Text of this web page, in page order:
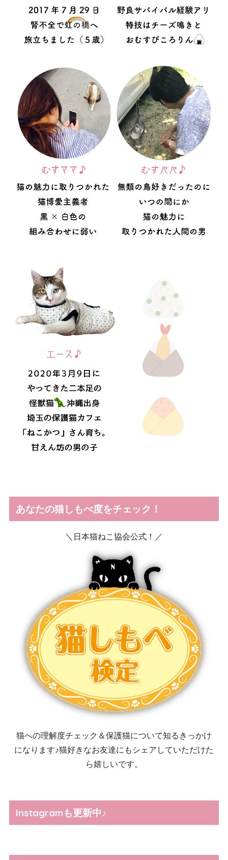
あなたの猫しもべ度をチェック！
＼日本猫ねこ協会公式！／
猫への理解度チェック＆保護猫について知るきっかけ
になります♪猫好きなお友達にもシェアしていただけた
ら嬉しいです。
Instagramも更新中♪